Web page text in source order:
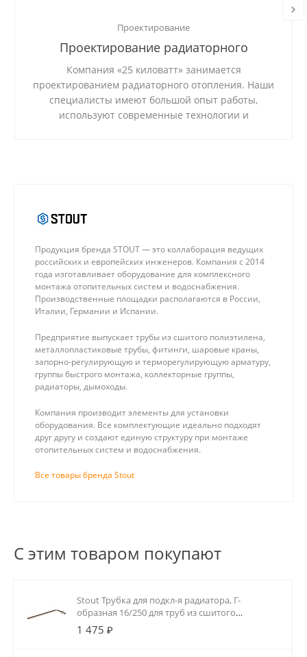
Проектирование
Проектирование радиаторного
отопления
Компания «25 киловатт» занимается
проектированием радиаторного отопления. Наши
специалисты имеют большой опыт работы,
используют современные технологии и
Продукция бренда STOUT — это коллаборация ведущих
российских и европейских инженеров. Компания с 2014
года изготавливает оборудование для комплексного
монтажа отопительных систем и водоснабжения.
Производственные площадки располагаются в России,
Италии, Германии и Испании.
Предприятие выпускает трубы из сшитого полиэтилена,
металлопластиковые трубы, фитинги, шаровые краны,
запорно-регулирующую и терморегулирующую арматуру,
группы быстрого монтажа, коллекторные группы,
радиаторы, дымоходы.
Компания производит элементы для установки
оборудования. Все комплектующие идеально подходят
друг другу и создают единую структуру при монтаже
отопительных систем и водоснабжения.
Все товары бренда Stout
С этим товаром покупают
Stout Трубка для подкл-я радиатора, Г-
образная 16/250 для труб из сшитого
полиэтилена аксиальный
1 475 ₽